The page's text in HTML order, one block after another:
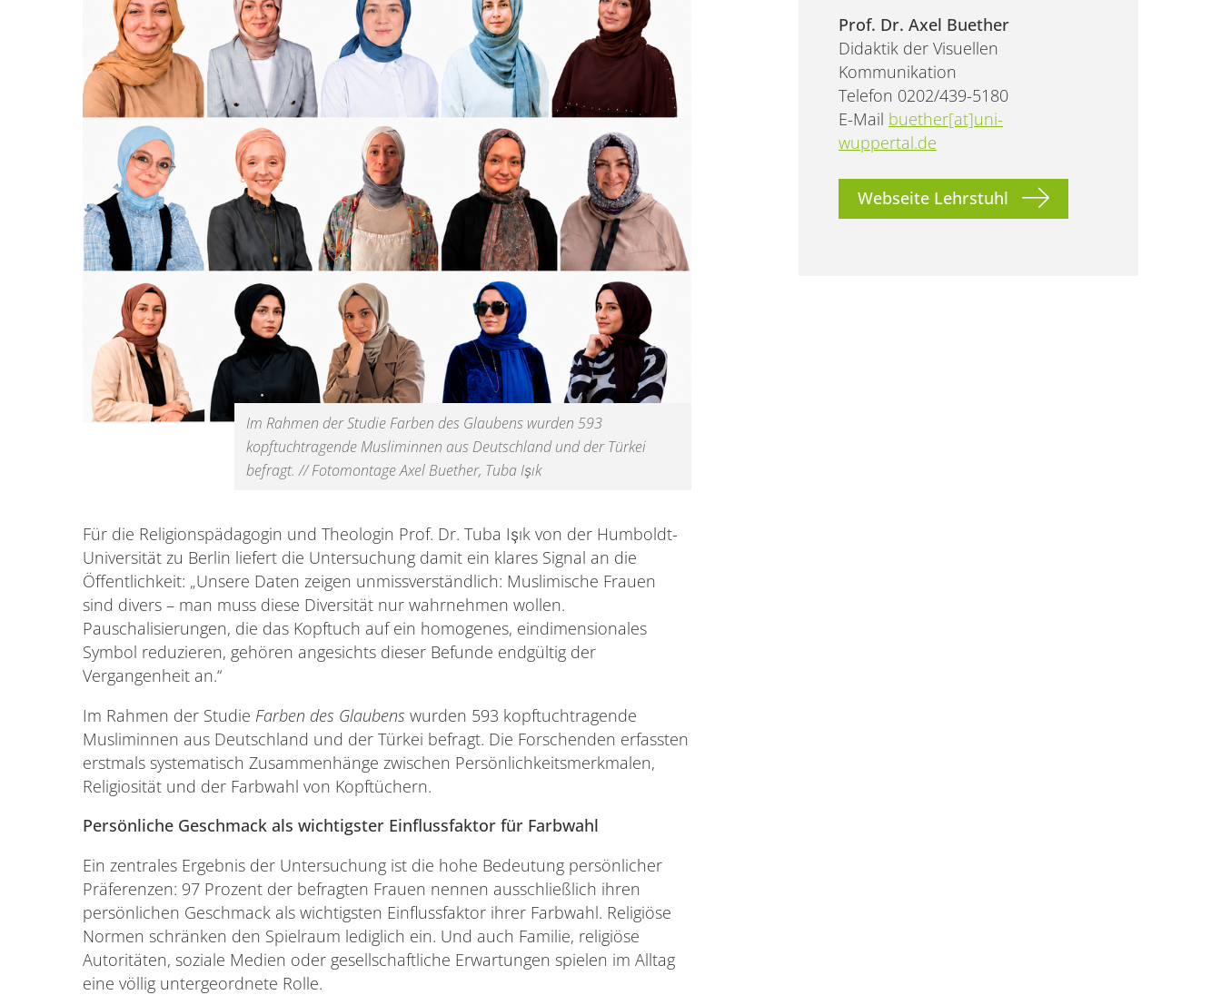
Im Rahmen der Studie Farben des Glaubens wurden 593
kopftuchtragende Musliminnen aus Deutschland und der Türkei
befragt. // Fotomontage Axel Buether, Tuba Işık
Für die Religionspädagogin und Theologin Prof. Dr. Tuba Işık von der Humboldt-
Universität zu Berlin liefert die Untersuchung damit ein klares Signal an die
Öffentlichkeit: „Unsere Daten zeigen unmissverständlich: Muslimische Frauen
sind divers – man muss diese Diversität nur wahrnehmen wollen.
Pauschalisierungen, die das Kopftuch auf ein homogenes, eindimensionales
Symbol reduzieren, gehören angesichts dieser Befunde endgültig der
Vergangenheit an.“
Im Rahmen der Studie Farben des Glaubens wurden 593 kopftuchtragende
Musliminnen aus Deutschland und der Türkei befragt. Die Forschenden erfassten
erstmals systematisch Zusammenhänge zwischen Persönlichkeitsmerkmalen,
Religiosität und der Farbwahl von Kopftüchern.
Persönliche Geschmack als wichtigster Einflussfaktor für Farbwahl
Ein zentrales Ergebnis der Untersuchung ist die hohe Bedeutung persönlicher
Präferenzen: 97 Prozent der befragten Frauen nennen ausschließlich ihren
persönlichen Geschmack als wichtigsten Einflussfaktor ihrer Farbwahl. Religiöse
Normen schränken den Spielraum lediglich ein. Und auch Familie, religiöse
Autoritäten, soziale Medien oder gesellschaftliche Erwartungen spielen im Alltag
eine völlig untergeordnete Rolle.
Prof. Dr. Axel Buether
Didaktik der Visuellen
Kommunikation
Telefon 0202/439-5180
E-Mail buether[at]uni-
wuppertal.de
Webseite Lehrstuhl